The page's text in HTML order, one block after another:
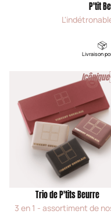
P'tit
Livraison
Icônique
Trio de P'tits Beurre
3 en 1 - assortiment de